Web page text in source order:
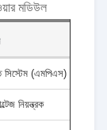
মডিউল
(এমপিএস)
নিয়ন্ত্রক